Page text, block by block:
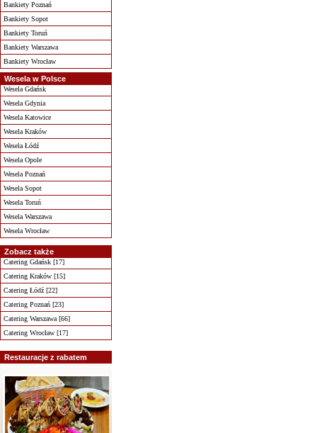
Bankiety Poznań
Bankiety Sopot
Bankiety Toruń
Bankiety Warszawa
Bankiety Wrocław
Wesela w Polsce
Wesela Gdańsk
Wesela Gdynia
Wesela Katowice
Wesela Kraków
Wesela Łódź
Wesela Opole
Wesela Poznań
Wesela Sopot
Wesela Toruń
Wesela Warszawa
Wesela Wrocław
Zobacz także
Catering Gdańsk [17]
Catering Kraków [15]
Catering Łódź [22]
Catering Poznań [23]
Catering Warszawa [66]
Catering Wrocław [17]
Restauracje z rabatem